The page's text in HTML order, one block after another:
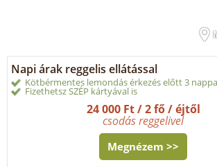
Napi árak reggelis ellátással
Kötbérmentes lemondás érkezés előtt 3
Fizethetsz SZÉP kártyával is
24 000 Ft / 2 fő / éjtől
csodás reggelivel
Megnézem >>